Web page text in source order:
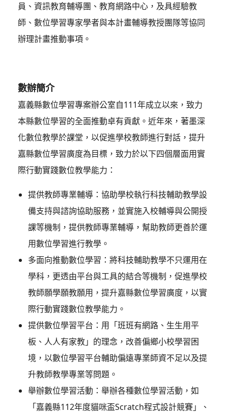
員、資訊教育輔導團、教育網路中心，及具經驗教
師、數位學習專家學者與本計畫輔導教授團隊等協同
辦理計畫推動事項。
數辦簡介
嘉義縣數位學習專案辦公室自111年成立以來，致力
本縣數位學習的全面推動卓有貢獻。近年來，著墨深
化數位教學於課堂，以促進學校教師進行對話，提升
嘉縣數位學習廣度為目標，致力於以下四個層面用實
際行動實踐數位教學能力：
提供教師專業輔導：協助學校執行科技輔助教學設
備支持與諮詢協助服務，並實施入校輔導與公開授
課等機制，提供教師專業輔導，幫助教師更善於運
用數位學習進行教學。
多面向推動數位學習：將科技輔助教學不只運用在
學科，更透由平台與工具的結合等機制，促進學校
教師願學願教願用，提升嘉縣數位學習廣度，以實
際行動實踐數位教學能力。
提供數位學習平台：用「班班有網路、生生用平
板、人人有家教」的理念，改善偏鄉小校學習困
境，以數位學習平台輔助偏遠專業師資不足以及提
升教師教學專業等問題。
舉辦數位學習活動：舉辦各種數位學習活動，如
「嘉義縣112年度貓咪盃Scratch程式設計競賽」、